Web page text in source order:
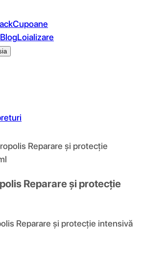
Cupoane
BlogLoializare
Reparare și protecție
Reparare și protecție